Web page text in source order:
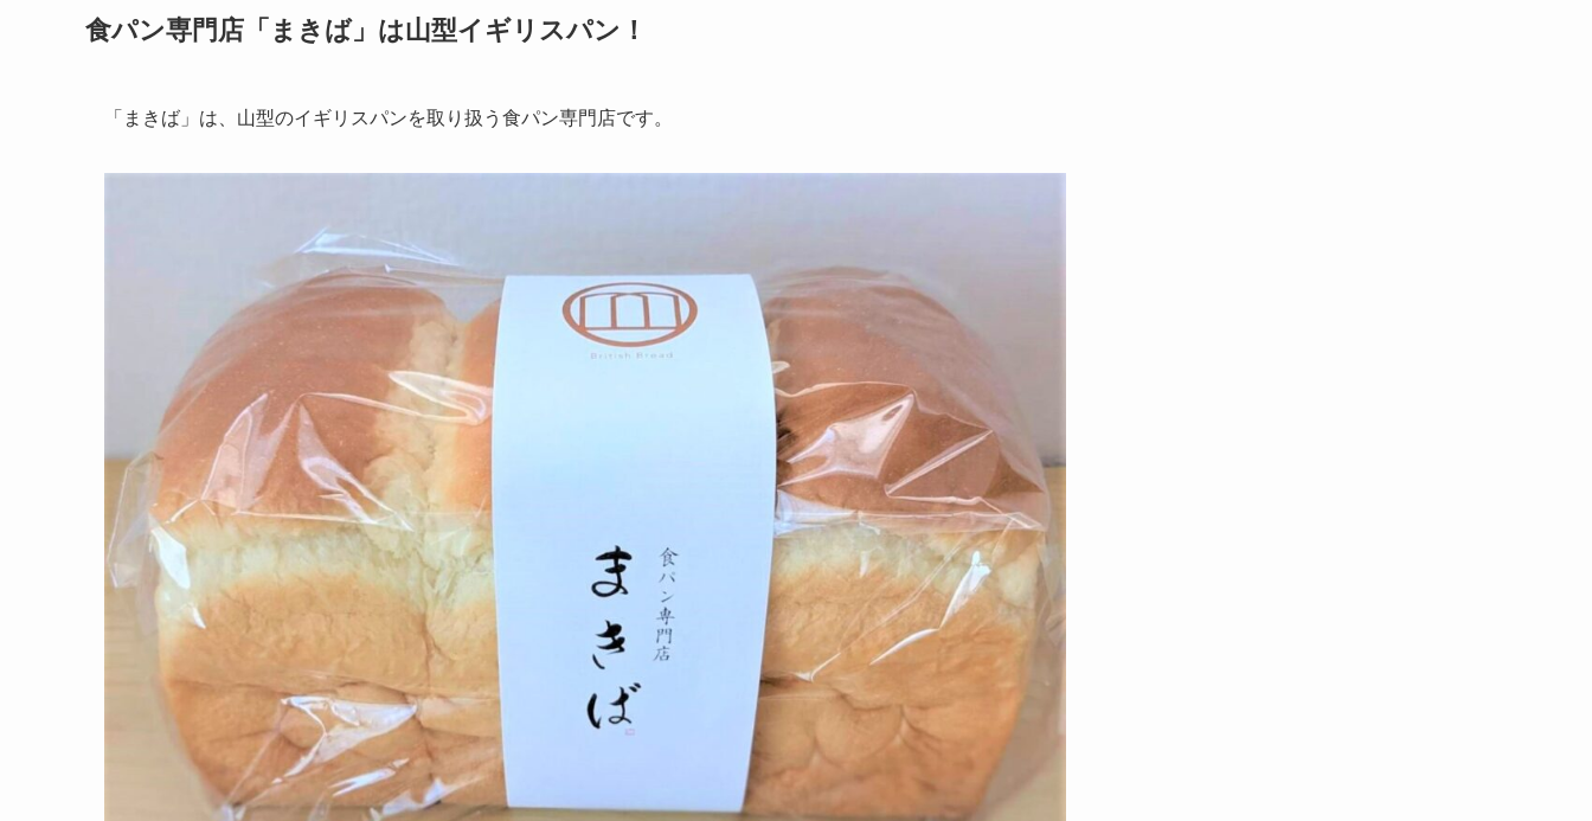
食パン専門店「まきば」は山型イギリスパン！
「まきば」は、山型のイギリスパンを取り扱う食パン専門店です。